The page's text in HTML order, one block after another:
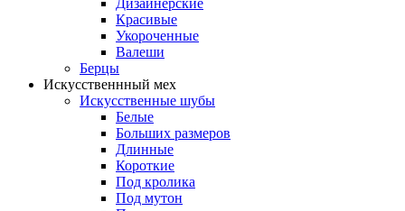
Дизайнерские
Красивые
Укороченные
Валеши
Берцы
Искусственнный мех
Искусственные шубы
Белые
Больших размеров
Длинные
Короткие
Под кролика
Под мутон